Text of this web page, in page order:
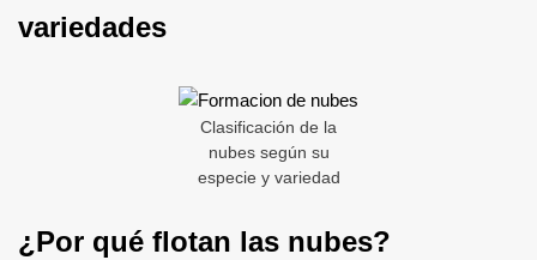
variedades
Clasificación de la
nubes según su
especie y variedad
¿Por qué flotan las nubes?